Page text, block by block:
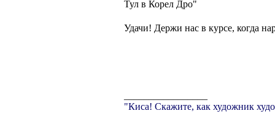
Тул в Корел Дро"
Удачи! Держи нас в курсе, когда
"Киса! Скажите, как художник